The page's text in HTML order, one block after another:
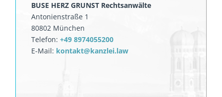
BUSE HERZ GRUNST Rechtsanwälte
Antonienstraße 1
80802 München
Telefon:+49 8974055200
E-Mail: kontakt@kanzlei.law